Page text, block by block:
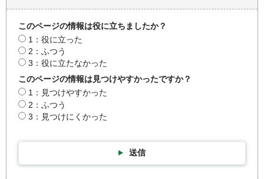
このページの情報は役に立ちましたか？
1：役に立った
2：ふつう
3：役に立たなかった
このページの情報は見つけやすかったですか？
1：見つけやすかった
2：ふつう
3：見つけにくかった
送信